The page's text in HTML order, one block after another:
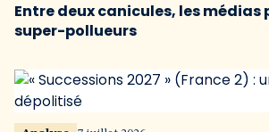
Entre deux canicules, les médias
super-pollueurs